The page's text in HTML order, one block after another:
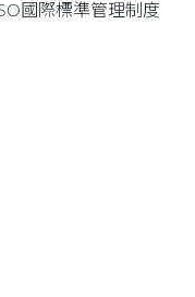
國際標準管理制度